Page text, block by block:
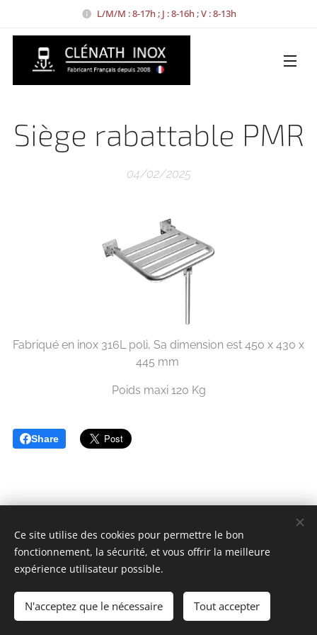
L/M/M : 8-17h ; J : 8-16h ; V : 8-13h
Siège rabattable PMR
04/02/2025
Fabriqué en inox 316L poli, Sa dimension est 450 x 430 x
445 mm
Poids maxi 120 Kg
Share
Clénath INOX
Optimisé parWebnode Cookies
Ce site utilise des cookies pour permettre le bon
fonctionnement, la sécurité, et vous offrir la meilleure
expérience utilisateur possible.
N'acceptez que le nécessaire Tout accepter